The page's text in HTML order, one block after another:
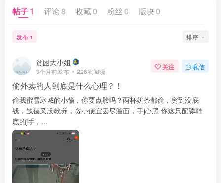
帖子1 评论8 收藏 0 粉丝 0 版块 0
发布 1 排序
贫困大小姐
3个月前发布 226次阅读
关注 私信
偷外卖的人到底是什么心理？！
偷我蜜雪冰城的小偷，你要点脸吗？两杯奶茶都偷，穷到没底
线，缺德又没教养，贪小便宜丢尽脸面，手j心黑 你这只配舔鞋
底的j手，...